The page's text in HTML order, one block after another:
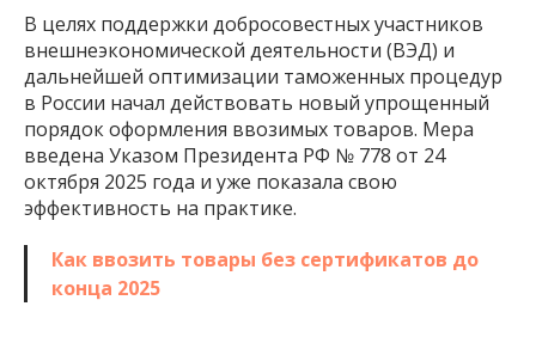
В целях поддержки добросовестных участников
внешнеэкономической деятельности (ВЭД) и
дальнейшей оптимизации таможенных процедур
в России начал действовать новый упрощенный
порядок оформления ввозимых товаров. Мера
введена Указом Президента РФ № 778 от 24
октября 2025 года и уже показала свою
эффективность на практике.
Как ввозить товары без сертификатов до
конца 2025